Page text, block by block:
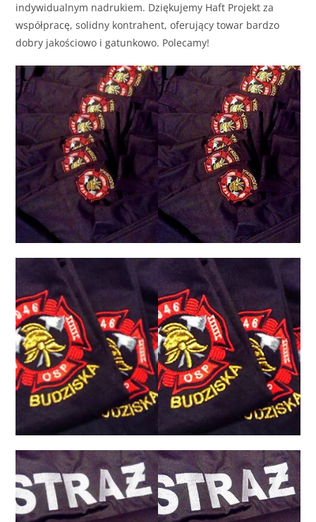
indywidualnym nadrukiem. Dziękujemy Haft Projekt za
współpracę, solidny kontrahent, oferujący towar bardzo
dobry jakościowo i gatunkowo. Polecamy!